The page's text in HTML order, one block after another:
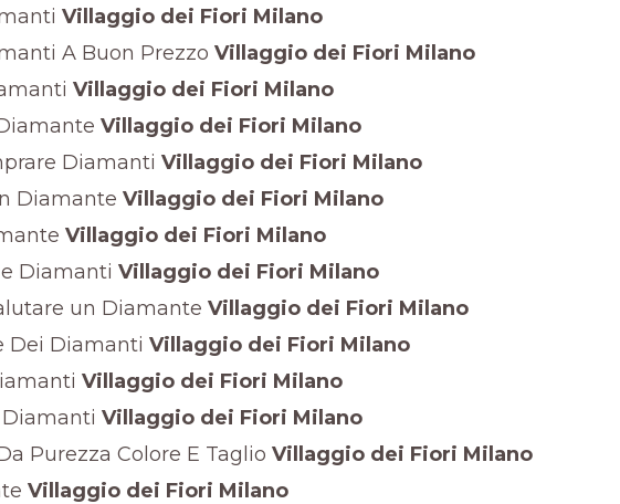
Villaggio dei Fiori Milano
A Buon Prezzo Villaggio dei Fiori Milano
Villaggio dei Fiori Milano
Villaggio dei Fiori Milano
Diamanti Villaggio dei Fiori Milano
Diamante Villaggio dei Fiori Milano
Villaggio dei Fiori Milano
Diamanti Villaggio dei Fiori Milano
un Diamante Villaggio dei Fiori Milano
Dei Diamanti Villaggio dei Fiori Milano
Villaggio dei Fiori Milano
Villaggio dei Fiori Milano
Purezza Colore E Taglio Villaggio dei Fiori Milano
Villaggio dei Fiori Milano